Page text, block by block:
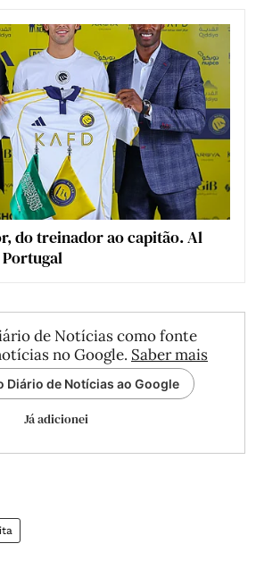
do treinador ao capitão. Al
Portugal
de Notícias como fonte
no Google. Saber mais
Diário de Notícias ao Google
Já adicionei